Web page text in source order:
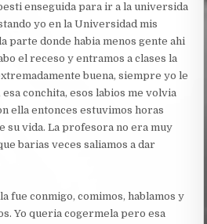
enseguida para ir a la universida
yo en la Universidad mis
parte donde habia menos gente ahi
el receso y entramos a clases la
buena, siempre yo le
conchita, esos labios me volvia
ella entonces estuvimos horas
su vida. La profesora no era muy
barias veces saliamos a dar
fue conmigo, comimos, hablamos y
Yo queria cogermela pero esa